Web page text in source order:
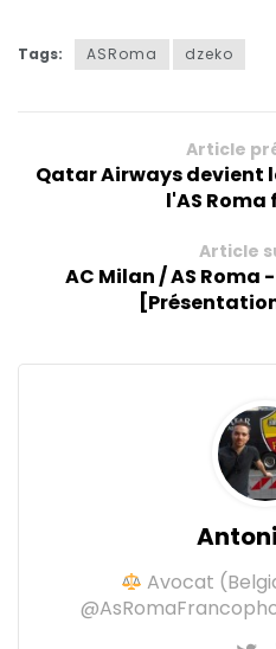
Tags: ASRoma dzeko
Article
Qatar Airways devient
l'AS
Article
AC Milan / AS Roma
Avocat